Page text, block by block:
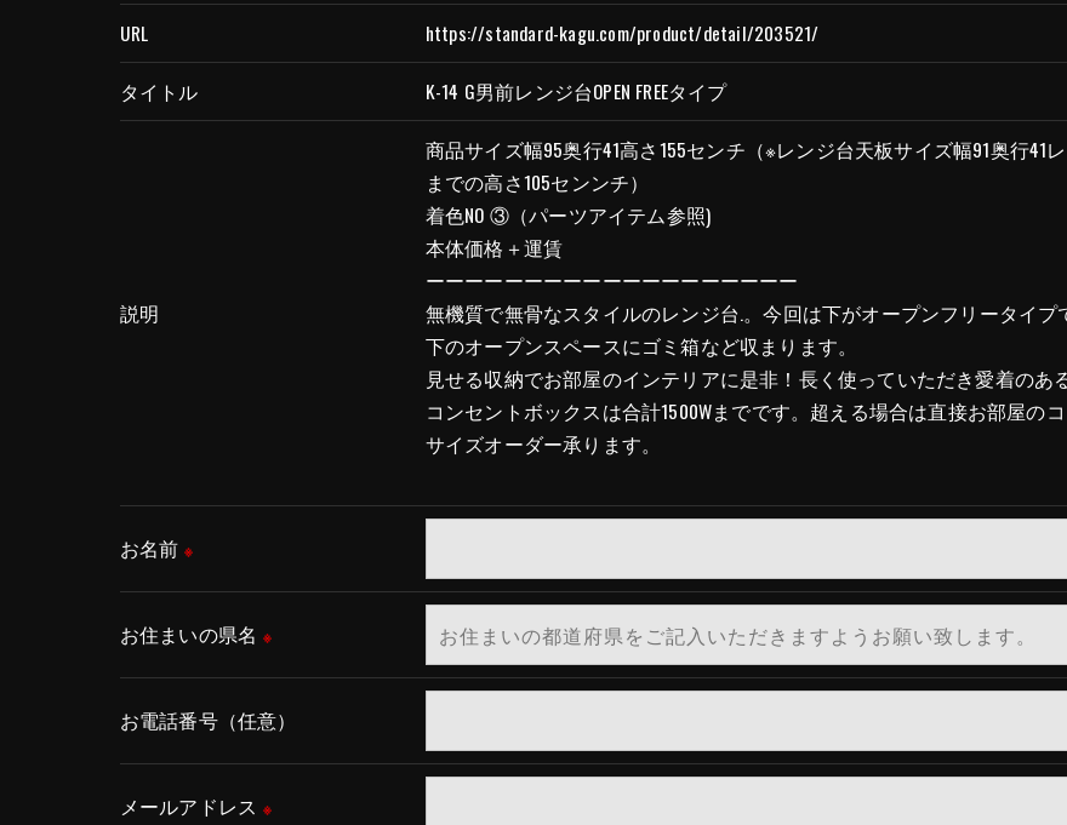
＜個人情報の委託について＞
これらの委託先に対しては個人情報保護契約等の措置をとり、適切な監督を行います。
当社では、個人情報の漏洩等がなされないよう、適切に安全管理対策を実施します。
＜個人情報を与えなかった場合に生じる結果＞
必要な情報を頂けない場合は、それに対応した当社のサービスをご提供できない場合がございますので予
＜個人情報の開示･訂正・削除･利用停止の手続について＞
当社では、お客様の個人情報の開示･訂正･削除・利用停止の手続を定めさせて頂いております。
ご本人である事を確認のうえ、対応させて頂きます。
個人情報の開示･訂正･削除・利用停止の具体的手続きにつきましては、お電話でお問合せ下さい。
URL https://standard-kagu.com/product/detail/203521/
タイトル K-14 G男前レンジ台OPEN FREEタイプ
説明
商品サイズ幅95奥行41高さ155センチ（※レンジ台天板サイズ幅91奥行
までの高さ105センンチ）
着色NO ③（パーツアイテム参照)
本体価格＋運賃
ーーーーーーーーーーーーーーーーーーー
無機質で無骨なスタイルのレンジ台.。今回は下がオープンフリータイプ
下のオープンスペースにゴミ箱など収まります。
見せる収納でお部屋のインテリアに是非！長く使っていただき愛着のあ
コンセントボックスは合計1500Wまでです。超える場合は直接お部屋の
サイズオーダー承ります。
お名前 ※
お住まいの県名 ※
お電話番号（任意）
メールアドレス ※